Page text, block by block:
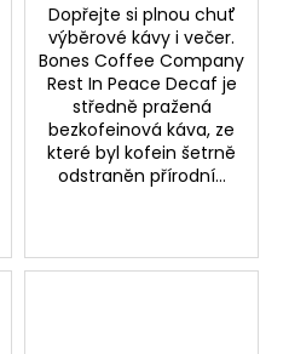
Dopřejte si plnou chuť
výběrové kávy i večer.
Bones Coffee Company
Rest In Peace Decaf je
středně pražená
bezkofeinová káva, ze
které byl kofein šetrně
odstraněn přírodní...